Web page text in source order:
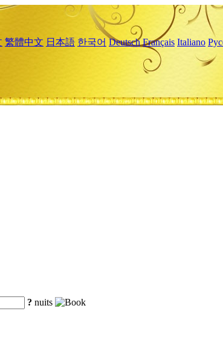
繁體中文 日本語 한국어 Deutsch Français Italiano
? nuits